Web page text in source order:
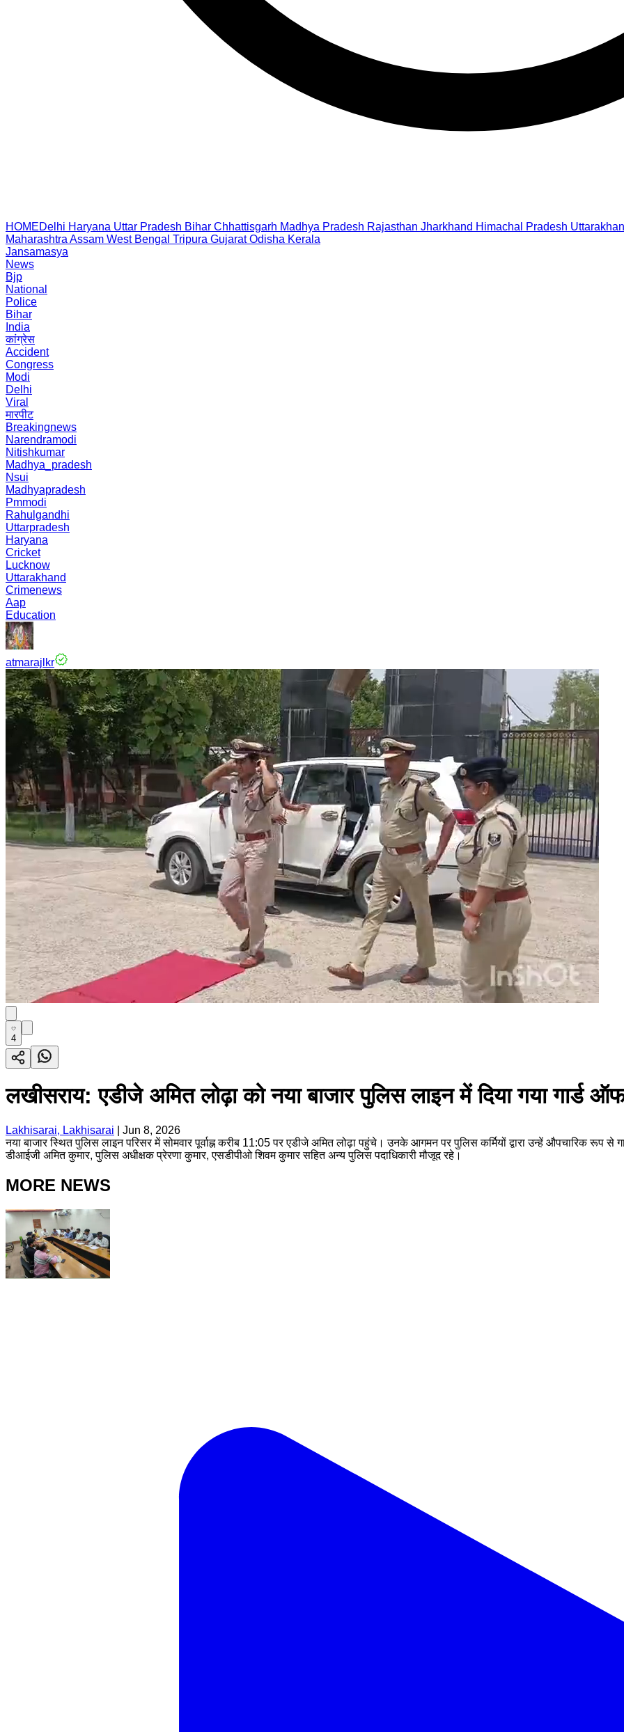
HOMEDelhi Haryana Uttar Pradesh Bihar Chhattisgarh Madhya Pradesh Rajasthan Jharkhand Himachal Pradesh
Maharashtra Assam West Bengal Tripura Gujarat Odisha Kerala
Jansamasya
News
Bjp
National
Police
Bihar
India
कांग्रेस
Accident
Congress
Modi
Delhi
Viral
मारपीट
Breakingnews
Narendramodi
Nitishkumar
Madhya_pradesh
Nsui
Madhyapradesh
Pmmodi
Rahulgandhi
Uttarpradesh
Haryana
Cricket
Lucknow
Uttarakhand
Crimenews
Aap
Education
atmarajlkr
4
लखीसराय: एडीजे अमित लोढ़ा को नया बाजार पुलिस लाइन में दिया गया गार्ड
Lakhisarai, Lakhisarai
Jun 8, 2026
नया बाजार स्थित पुलिस लाइन परिसर में सोमवार पूर्वाह्न करीब 11:05 पर एडीजे अमित लोढ़ा पहुंचे। उनके आगमन पर पुलिस कर्मियों द्वारा उन्हें औपचारिक रूप
डीआईजी अमित कुमार, पुलिस अधीक्षक प्रेरणा कुमार, एसडीपीओ शिवम कुमार सहित अन्य पुलिस पदाधिकारी मौजूद रहे।
MORE NEWS